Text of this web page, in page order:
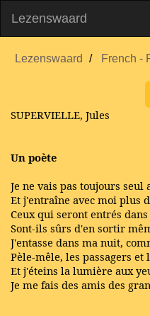
Lezenswaard
Lezenswaard French -
SUPERVIELLE, Jules
Un poète
Je ne vais pas toujours seul
Et j'entraîne avec moi plus
Ceux qui seront entrés
Sont-ils sûrs d'en sortir
J'entasse dans ma nuit,
Pèle-mêle, les passagers et
Et j'éteins la lumière aux
Je me fais des amis des